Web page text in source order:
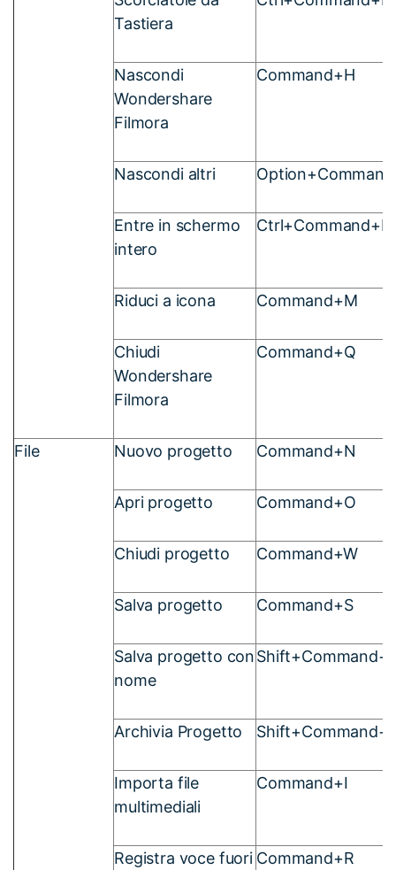
Tastiera
Nascondi
Wondershare
Filmora
Command+H
Nascondi altri
Entre in schermo
intero
Ctrl+Command+F
Riduci a icona Command+M
Chiudi
Wondershare
Filmora
Command+Q
File Nuovo progetto Command+N
Apri progetto Command+O
Chiudi progetto Command+W
Salva progetto Command+S
Salva progetto con
nome
Archivia Progetto
Importa file
multimediali
Command+I
Registra voce fuori Command+R